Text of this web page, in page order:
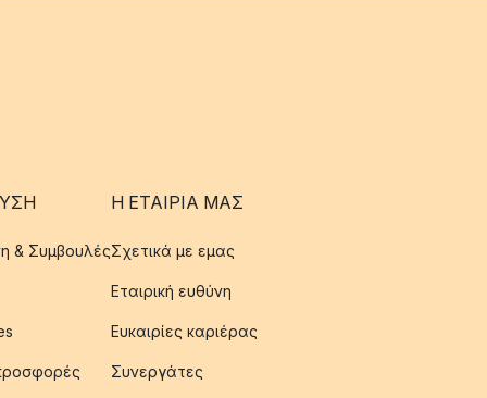
& Συμβουλές
Η ΕΤΑΊΡΙΑ ΜΑΣ
Σχετικά με εμας
Εταιρική ευθύνη
Ευκαιρίες καριέρας
Συνεργάτες